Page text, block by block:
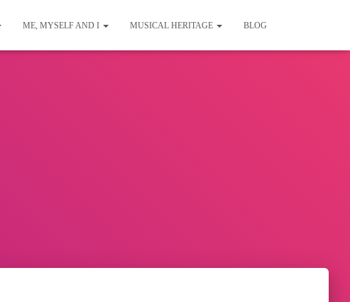
ME, MYSELF AND I MUSICAL HERITAGE BLOG